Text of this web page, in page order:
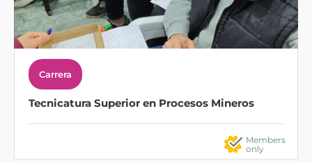
Carrera
Tecnicatura Superior en Procesos Mineros
Members
only